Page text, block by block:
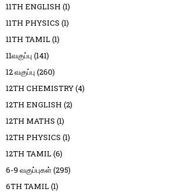
11TH ENGLISH (1)
11TH PHYSICS (1)
11TH TAMIL(1)
11வகுப்பு (141)
12 வகுப்பு (260)
12TH CHEMISTRY(4)
12TH ENGLISH (2)
12TH MATHS (1)
12TH PHYSICS (1)
12TH TAMIL(6)
6-9 வகுப்புகள்(295)
6TH TAMIL(1)